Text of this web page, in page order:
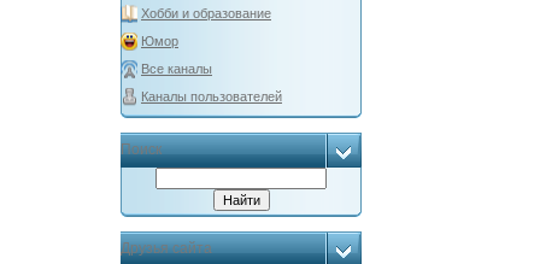
Хобби и образование
Юмор
Все каналы
Каналы пользователей
Поиск
Друзья сайта